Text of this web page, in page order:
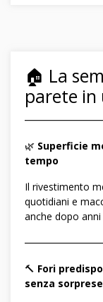
🏠 La
parete in
🌿 Superficie
tempo
Il rivestimento
quotidiani e
anche dopo
🔨 Fori
senza sorprese